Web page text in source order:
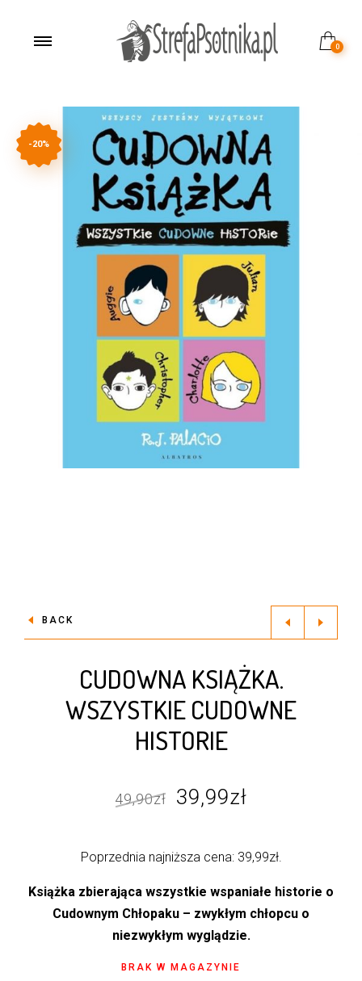
0
-20%
BACK
CUDOWNA KSIĄŻKA.
WSZYSTKIE CUDOWNE
HISTORIE
49,90zł
Pierwotna
wynosiła:
49,90zł.
39,99zł
wynosi:
39,99zł.
Poprzednia najniższa cena: 39,99zł.
Książka zbierająca wszystkie wspaniałe historie o
Cudownym Chłopaku – zwykłym chłopcu o
niezwykłym wyglądzie.
BRAK W MAGAZYNIE